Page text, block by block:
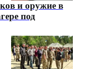
и оружие в
под